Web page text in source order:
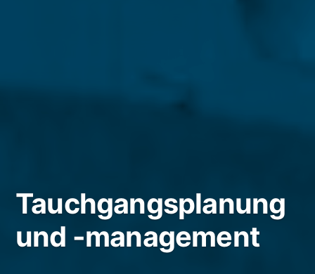
Tauchgangsplanung
und -management